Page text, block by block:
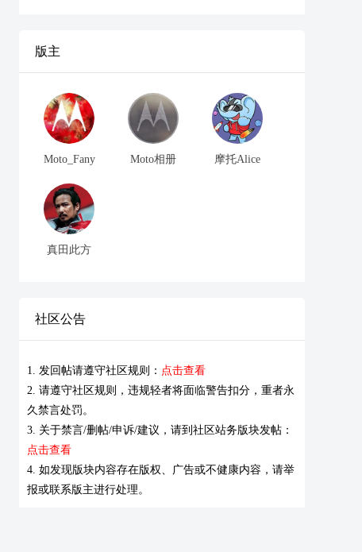
版主
Moto_Fany Moto相册 摩托Alice
真田此方
社区公告
1. 发回帖请遵守社区规则： 点击查看
2. 请遵守社区规则，违规轻者将面临警告扣分，重者永
久禁言处罚。
3. 关于禁言/删帖/申诉/建议，请到社区站务版块发帖：
点击查看
4. 如发现版块内容存在版权、广告或不健康内容，请举
报或联系版主进行处理。